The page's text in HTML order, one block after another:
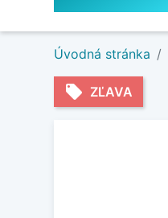
Úvodná stránka
local_offer ZĽAVA